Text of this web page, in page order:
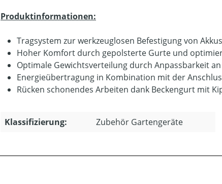
Produktinformationen:
Tragsystem zur werkzeuglosen Befestigung von
Hoher Komfort durch gepolsterte Gurte und
Optimale Gewichtsverteilung durch Anpassbarkeit
Energieübertragung in Kombination mit der
Rücken schonendes Arbeiten dank Beckengurt mit
Klassifizierung: Zubehör Gartengeräte